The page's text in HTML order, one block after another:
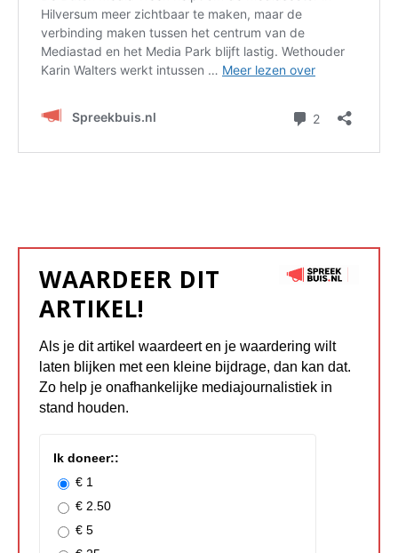
WAARDEER DIT
ARTIKEL!
Als je dit artikel waardeert en je waardering wilt
laten blijken met een kleine bijdrage, dan kan dat.
Zo help je onafhankelijke mediajournalistiek in
stand houden.
Ik doneer::
€ 1
€ 2.50
€ 5